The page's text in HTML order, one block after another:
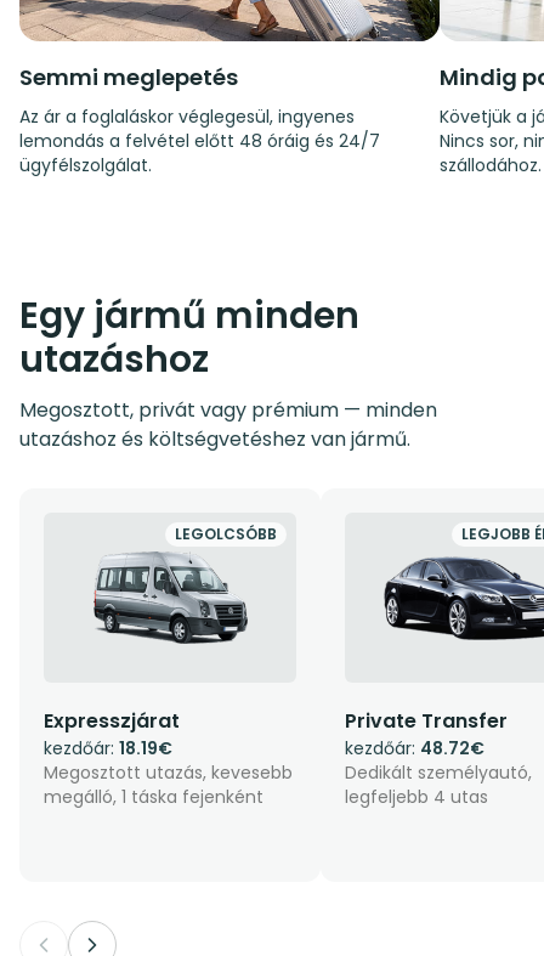
Semmi meglepetés
Az ár a foglaláskor véglegesül, ingyenes
lemondás a felvétel előtt 48 óráig és 24/7
ügyfélszolgálat.
Mindig
Követjük a
Nincs sor,
szállodához.
Egy jármű minden
utazáshoz
Megosztott, privát vagy prémium — minden
utazáshoz és költségvetéshez van jármű.
LEGOLCSÓBB
Expresszjárat
kezdőár: 18.19€
Megosztott utazás, kevesebb
megálló, 1 táska fejenként
LEGJOBB
Private Transfer
kezdőár: 48.72€
Dedikált személyautó,
legfeljebb 4 utas